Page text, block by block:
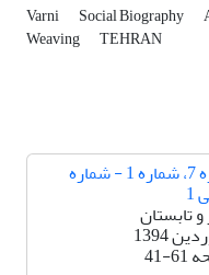
Varni Social Biography
Weaving TEHRAN
دوره 7، شماره 1 - شماره
1
و تابستان
1394
41-61